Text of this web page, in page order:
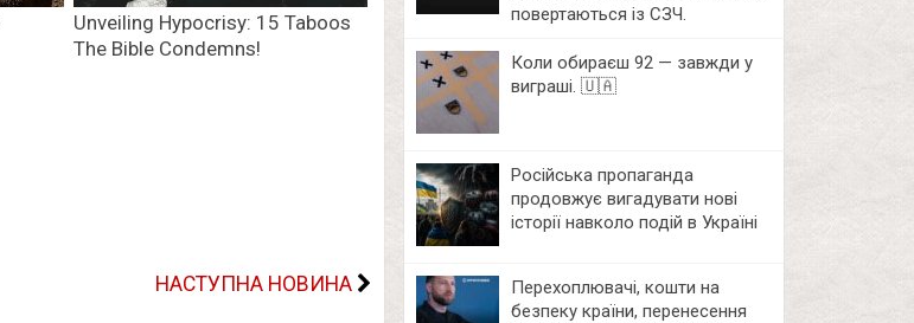
НАСТУПНА НОВИНА
повертаються із СЗЧ.
Коли обираєш 92 — завжди у
виграші. 🇺🇦
Російська пропаганда
продовжує вигадувати нові
історії навколо подій в Україні
Перехоплювачі, кошти на
безпеку країни, перенесення